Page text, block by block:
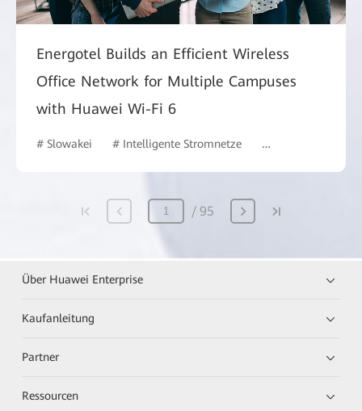
Energotel Builds an Efficient Wireless
Office Network for Multiple Campuses
with Huawei Wi-Fi 6
# Slowakei # Intelligente Stromnetze # Intelligent
95
Über Huawei Enterprise
Kaufanleitung
Partner
Ressourcen